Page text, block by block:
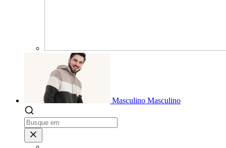
Masculino Masculino